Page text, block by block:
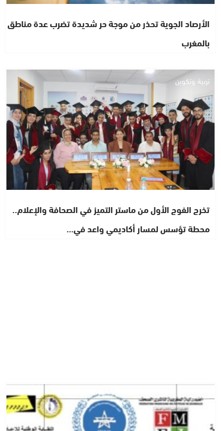
الأرصاد الجوية تحذر من موجة حر شديدة تضرب عدة مناطق
بالمغرب
تربية وتكوين
تخرج الفوج الأول من ماستر التميز في الصحافة والإعلام..
محطة تؤسس لمسار أكاديمي واعد في…
مجتمع